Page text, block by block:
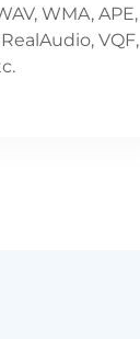
WMA, APE,
VQF,